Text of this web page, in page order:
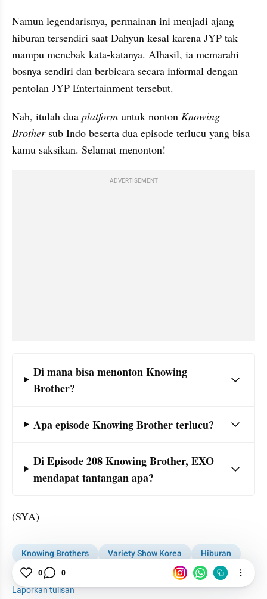
Namun legendarisnya, permainan ini menjadi ajang
hiburan tersendiri saat Dahyun kesal karena JYP tak
mampu menebak kata-katanya. Alhasil, ia memarahi
bosnya sendiri dan berbicara secara informal dengan
pentolan JYP Entertainment tersebut.
Nah, itulah dua platform untuk nonton Knowing
Brother sub Indo beserta dua episode terlucu yang bisa
kamu saksikan. Selamat menonton!
ADVERTISEMENT
Di mana bisa menonton Knowing
Brother?
Apa episode Knowing Brother terlucu?
Di Episode 208 Knowing Brother, EXO
mendapat tantangan apa?
(SYA)
Knowing Brothers Variety Show Korea
Hiburan
Nonton
Laporkan tulisan
0 0